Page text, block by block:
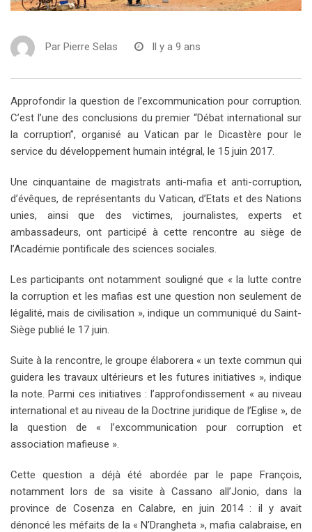
Par Pierre Selas Il y a 9 ans
Approfondir la question de l’excommunication pour corruption.
C’est l’une des conclusions du premier “Débat international sur
la corruption”, organisé au Vatican par le Dicastère pour le
service du développement humain intégral, le 15 juin 2017.
Une cinquantaine de magistrats anti-mafia et anti-corruption,
d’évêques, de représentants du Vatican, d’Etats et des Nations
unies, ainsi que des victimes, journalistes, experts et
ambassadeurs, ont participé à cette rencontre au siège de
l’Académie pontificale des sciences sociales.
Les participants ont notamment souligné que « la lutte contre
la corruption et les mafias est une question non seulement de
légalité, mais de civilisation », indique un communiqué du Saint-
Siège publié le 17 juin.
Suite à la rencontre, le groupe élaborera « un texte commun qui
guidera les travaux ultérieurs et les futures initiatives », indique
la note. Parmi ces initiatives : l’approfondissement « au niveau
international et au niveau de la Doctrine juridique de l’Eglise », de
la question de « l’excommunication pour corruption et
association mafieuse ».
Cette question a déjà été abordée par le pape François,
notamment lors de sa visite à Cassano all’Jonio, dans la
province de Cosenza en Calabre, en juin 2014 : il y avait
dénoncé les méfaits de la « N’Drangheta », mafia calabraise, en